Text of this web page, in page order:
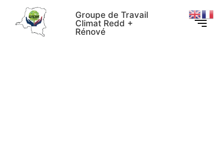
Groupe de Travail
Climat Redd +
Rénové